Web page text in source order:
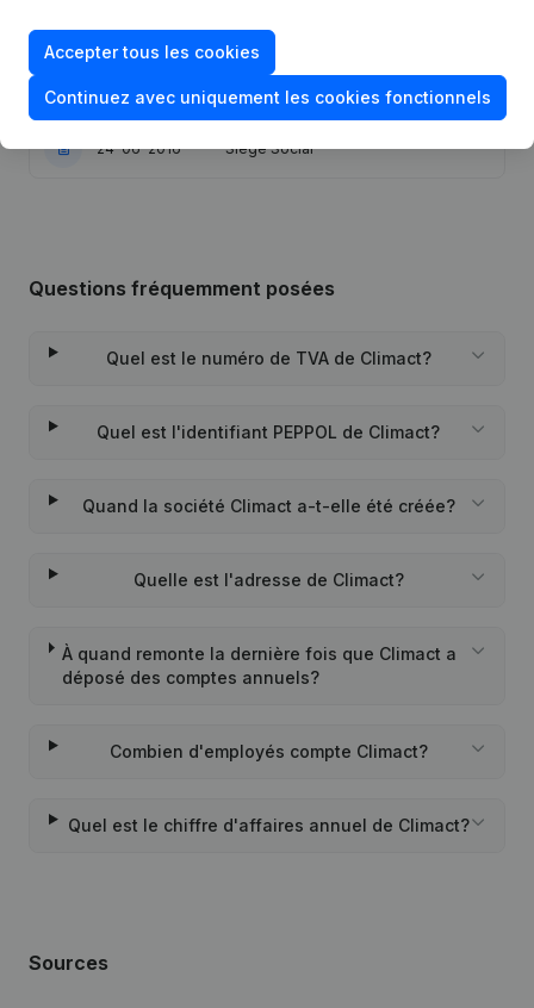
23-09-2024 Siège Social
09-01-2020 Demissions, Nominations
24-06-2016 Siège Social
Questions fréquemment posées
Quel est le numéro de TVA de Climact?
Quel est l'identifiant PEPPOL de Climact?
Quand la société Climact a-t-elle été créée?
Quelle est l'adresse de Climact?
À quand remonte la dernière fois que Climact a
déposé des comptes annuels?
Combien d'employés compte Climact?
Quel est le chiffre d'affaires annuel de Climact?
Sources
Accepter tous les cookies
Continuez avec uniquement les cookies fonctionnels